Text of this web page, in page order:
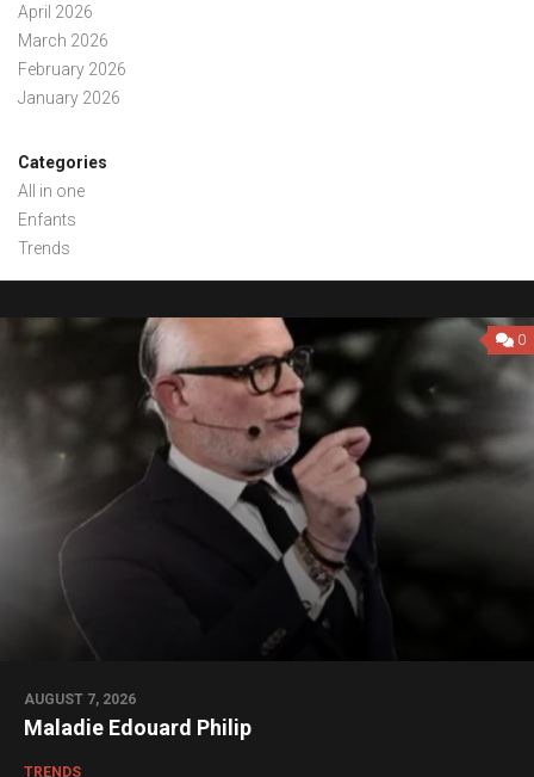
April 2026
March 2026
February 2026
January 2026
Categories
All in one
Enfants
Trends
0
AUGUST 7, 2026
Maladie Edouard Philip
TRENDS